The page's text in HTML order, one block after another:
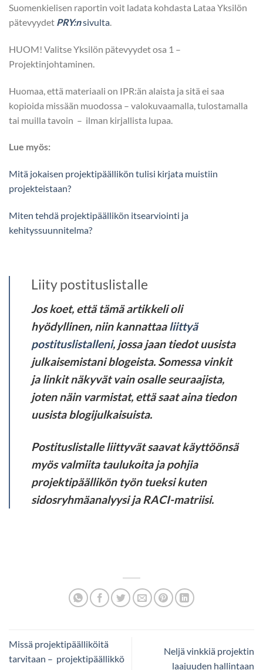
Suomenkielisen raportin voit ladata kohdasta Lataa Yksilön
pätevyydet PRY:nsivulta.
HUOM! Valitse Yksilön pätevyydet osa 1 –
Projektinjohtaminen.
Huomaa, että materiaali on IPR:än alaista ja sitä ei saa
kopioida missään muodossa – valokuvaamalla, tulostamalla
tai muilla tavoin – ilman kirjallista lupaa.
Lue myös:
Mitä jokaisen projektipäällikön tulisi kirjata muistiin
projekteistaan?
Miten tehdä projektipäällikön itsearviointi ja
kehityssuunnitelma?
Liity postituslistalle
Jos koet, että tämä artikkeli oli
hyödyllinen, niin kannattaa liittyä
postituslistalleni, jossa jaan tiedot uusista
julkaisemistani blogeista. Somessa vinkit
ja linkit näkyvät vain osalle seuraajista,
joten näin varmistat, että saat aina tiedon
uusista blogijulkaisuista.
Postituslistalle liittyvät saavat käyttöönsä
myös valmiita taulukoita ja pohjia
projektipäällikön työn tueksi kuten
sidosryhmäanalyysi ja RACI-matriisi.
Missä projektipäälliköitä
tarvitaan – projektipäällikkö
Neljä vinkkiä projektin
laajuuden hallintaan